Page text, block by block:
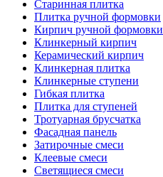
Старинная плитка
Плитка ручной формовки
Кирпич ручной формовки
Клинкерный кирпич
Керамический кирпич
Клинкерная плитка
Клинкерные ступени
Гибкая плитка
Плитка для ступеней
Тротуарная брусчатка
Фасадная панель
Затирочные смеси
Клеевые смеси
Светящиеся смеси